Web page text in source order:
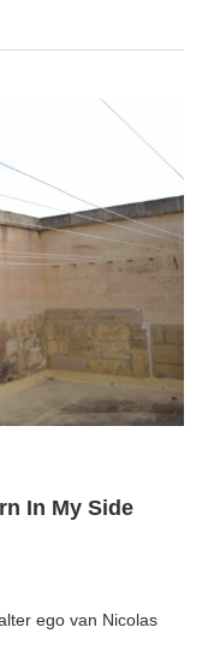
In My Side
ego van Nicolas